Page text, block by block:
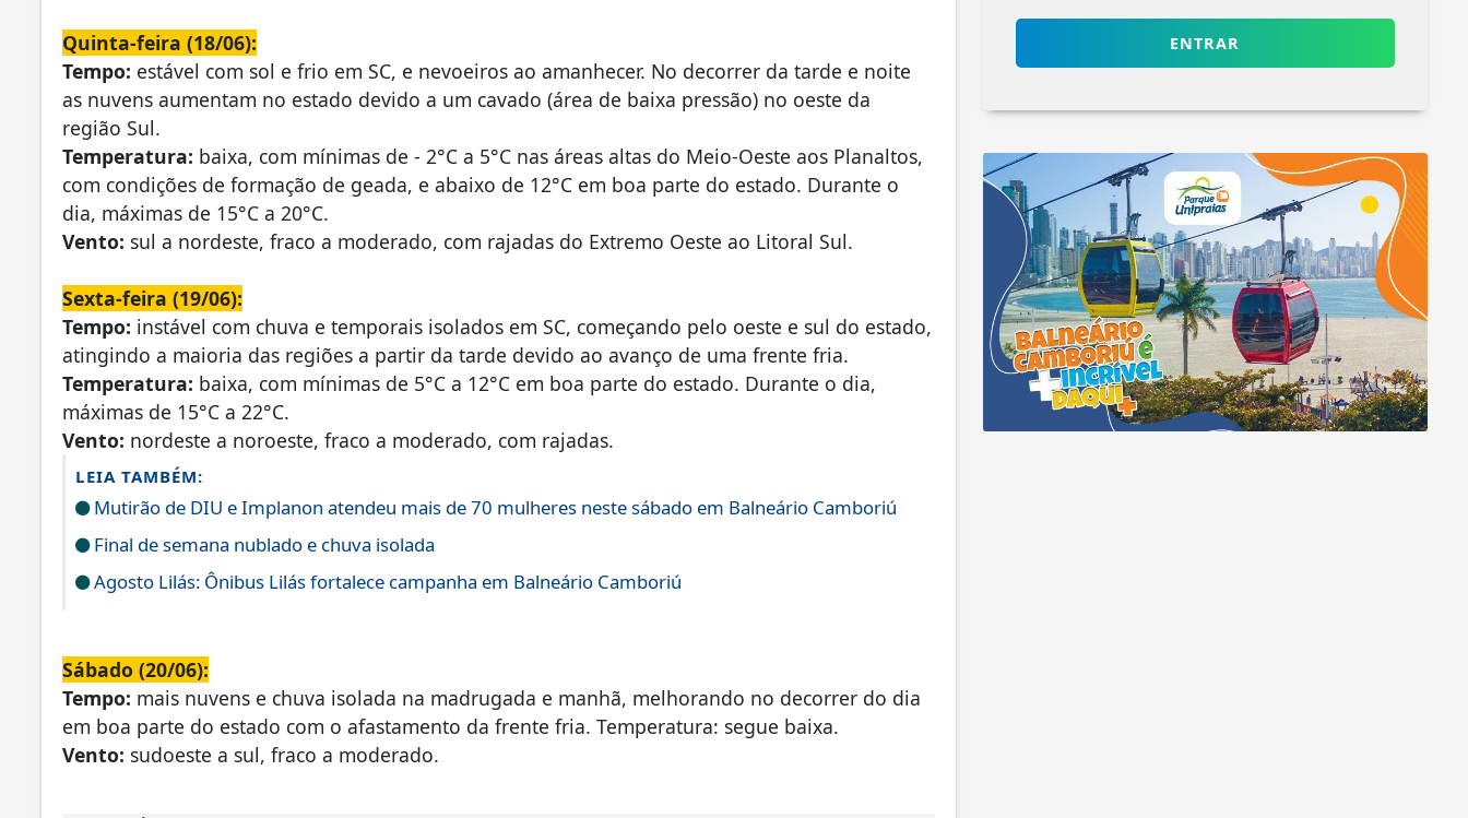
Quinta-feira (18/06):
Tempo: estável com sol e frio em SC, e nevoeiros ao amanhecer. No decorrer da tarde e noite
as nuvens aumentam no estado devido a um cavado (área de baixa pressão) no oeste da
região Sul.
Temperatura: baixa, com mínimas de - 2°C a 5°C nas áreas altas do Meio-Oeste aos Planaltos,
com condições de formação de geada, e abaixo de 12°C em boa parte do estado. Durante o
dia, máximas de 15°C a 20°C.
Vento: sul a nordeste, fraco a moderado, com rajadas do Extremo Oeste ao Litoral Sul.
Sexta-feira (19/06):
Tempo: instável com chuva e temporais isolados em SC, começando pelo oeste e sul do estado,
atingindo a maioria das regiões a partir da tarde devido ao avanço de uma frente fria.
Temperatura: baixa, com mínimas de 5°C a 12°C em boa parte do estado. Durante o dia,
máximas de 15°C a 22°C.
Vento: nordeste a noroeste, fraco a moderado, com rajadas.
LEIA TAMBÉM:
Mutirão de DIU e Implanon atendeu mais de 70 mulheres neste sábado em Balneário Camboriú
Final de semana nublado e chuva isolada
Agosto Lilás: Ônibus Lilás fortalece campanha em Balneário Camboriú
Sábado (20/06):
Tempo: mais nuvens e chuva isolada na madrugada e manhã, melhorando no decorrer do dia
em boa parte do estado com o afastamento da frente fria. Temperatura: segue baixa.
Vento: sudoeste a sul, fraco a moderado.
ENTRAR